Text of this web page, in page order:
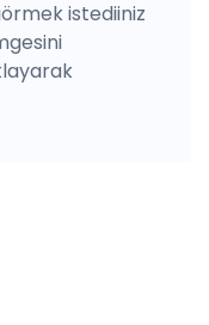
istediiniz